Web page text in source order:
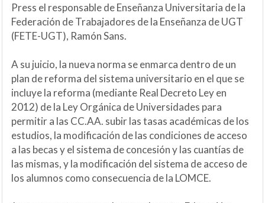
Press el responsable de Enseñanza Universitaria de la
Federación de Trabajadores de la Enseñanza de UGT
(FETE-UGT), Ramón Sans.
A su juicio, la nueva norma se enmarca dentro de un
plan de reforma del sistema universitario en el que se
incluye la reforma (mediante Real Decreto Ley en
2012) de la Ley Orgánica de Universidades para
permitir a las CC.AA. subir las tasas académicas de los
estudios, la modificación de las condiciones de acceso
a las becas y el sistema de concesión y las cuantías de
las mismas, y la modificación del sistema de acceso de
los alumnos como consecuencia de la LOMCE.